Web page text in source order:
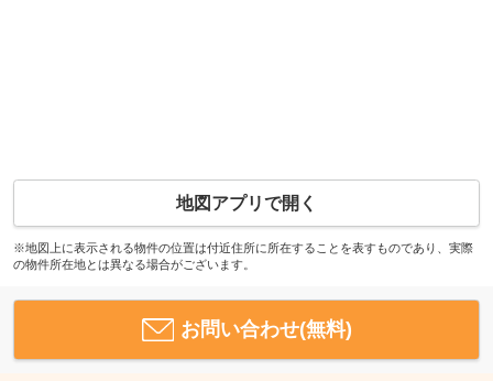
地図アプリで開く
※地図上に表示される物件の位置は付近住所に所在することを表すものであり、実際
の物件所在地とは異なる場合がございます。
お問い合わせ(無料)